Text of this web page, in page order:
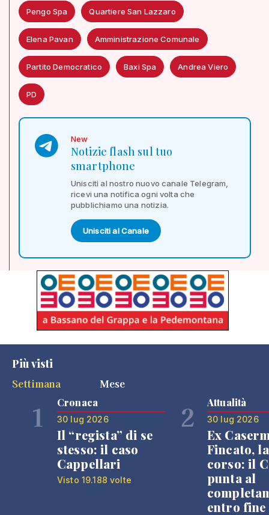
Pengo Spa Quartiere San Lazzaro
Elena Pavan Amministrazione Comunale
Partito Democratico Baxi Spa Andrea Viero
PD
New
Notizie flash sul tuo
smartphone
Unisciti al nostro nuovo canale Telegram,
ricevi una notifica ogni volta che
pubblichiamo una notizia.
Unisciti al Canale
Più visti
Settimana
Mese
1 Cronaca
30 lug 2026
Il “regista” di se
stesso: il caso
Cappellari
Visto 19.188 volte
2 Attualità
30 lug 2026
Ex
Fincato,
corso: il
punta al
entro fine